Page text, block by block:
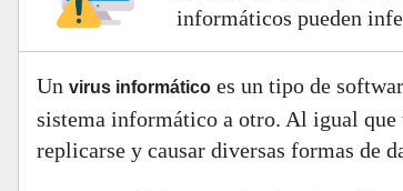
informáticos pueden
Un virus informático es un tipo de
sistema informático a otro. Al igual
replicarse y causar diversas formas de